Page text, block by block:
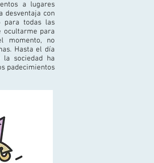
a lugares
desventaja con
para todas las
ocultarme para
momento, no
Hasta el día
sociedad ha
padecimientos